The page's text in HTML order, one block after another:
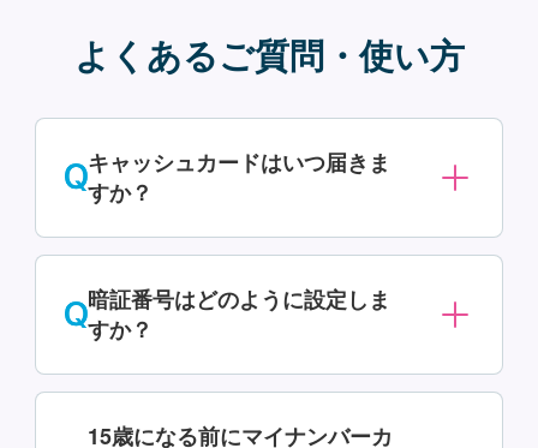
よくあるご質問・使い方
キャッシュカードはいつ届きま
すか？
口座開設完了のメール受信後、1週間か
ら2週間でご自宅に簡易書留にて郵送い
たします。
暗証番号はどのように設定しま
すか？
ATM画面の案内に従い、4桁の暗証番号
15歳になる前にマイナンバーカ